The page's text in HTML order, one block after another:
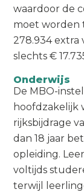
waardoor de
moet worden
278.934
slechts €
Onderwijs
De MBO-
hoofdzakelijk
rijksbijdrage
dan 18 jaar
opleiding.
voltijds
terwijl